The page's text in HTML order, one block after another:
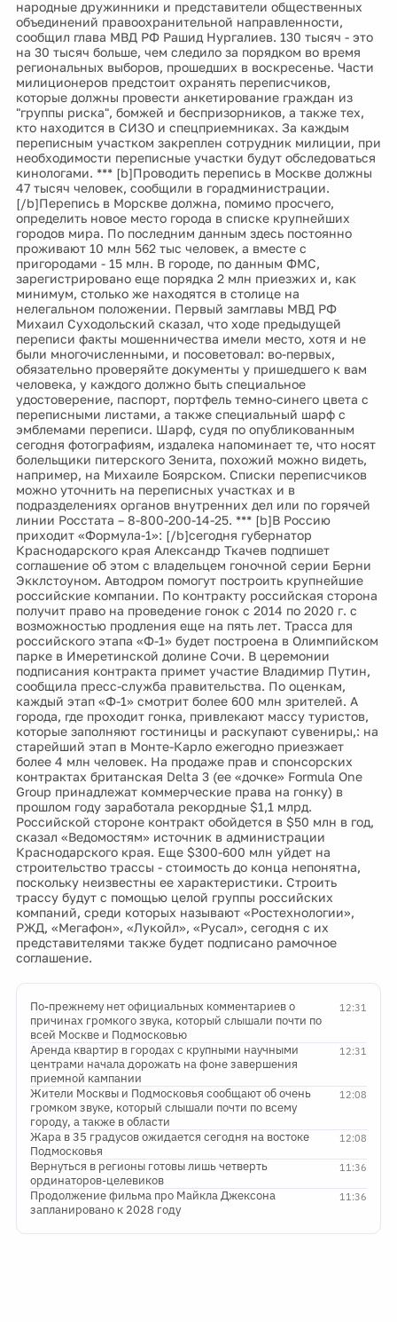
народные дружинники и представители общественных
объединений правоохранительной направленности,
сообщил глава МВД РФ Рашид Нургалиев. 130 тысяч - это
на 30 тысяч больше, чем следило за порядком во время
региональных выборов, прошедших в воскресенье. Части
милиционеров предстоит охранять переписчиков,
которые должны провести анкетирование граждан из
"группы риска", бомжей и беспризорников, а также тех,
кто находится в СИЗО и спецприемниках. За каждым
переписным участком закреплен сотрудник милиции, при
необходимости переписные участки будут обследоваться
кинологами. *** [b]Проводить перепись в Москве должны
47 тысяч человек, сообщили в горадминистрации.
[/b]Перепись в Морскве должна, помимо просчего,
определить новое место города в списке крупнейших
городов мира. По последним данным здесь постоянно
проживают 10 млн 562 тыс человек, а вместе с
пригородами - 15 млн. В городе, по данным ФМС,
зарегистрировано еще порядка 2 млн приезжих и, как
минимум, столько же находятся в столице на
нелегальном положении. Первый замглавы МВД РФ
Михаил Суходольский сказал, что ходе предыдущей
переписи факты мошенничества имели место, хотя и не
были многочисленными, и посоветовал: во-первых,
обязательно проверяйте документы у пришедшего к вам
человека, у каждого должно быть специальное
удостоверение, паспорт, портфель темно-синего цвета с
переписными листами, а также специальный шарф с
эмблемами переписи. Шарф, судя по опубликованным
сегодня фотографиям, издалека напоминает те, что носят
болельщики питерского Зенита, похожий можно видеть,
например, на Михаиле Боярском. Списки переписчиков
можно уточнить на переписных участках и в
подразделениях органов внутренних дел или по горячей
линии Росстата – 8-800-200-14-25. *** [b]В Россию
приходит «Формула-1»: [/b]сегодня губернатор
Краснодарского края Александр Ткачев подпишет
соглашение об этом с владельцем гоночной серии Берни
Экклстоуном. Автодром помогут построить крупнейшие
российские компании. По контракту российская сторона
получит право на проведение гонок с 2014 по 2020 г. с
возможностью продления еще на пять лет. Трасса для
российского этапа «Ф-1» будет построена в Олимпийском
парке в Имеретинской долине Сочи. В церемонии
подписания контракта примет участие Владимир Путин,
сообщила пресс-служба правительства. По оценкам,
каждый этап «Ф-1» смотрит более 600 млн зрителей. А
города, где проходит гонка, привлекают массу туристов,
которые заполняют гостиницы и раскупают сувениры,: на
старейший этап в Монте-Карло ежегодно приезжает
более 4 млн человек. На продаже прав и спонсорских
контрактах британская Delta 3 (ее «дочке» Formula One
Group принадлежат коммерческие права на гонку) в
прошлом году заработала рекордные $1,1 млрд.
Российской стороне контракт обойдется в $50 млн в год,
сказал «Ведомостям» источник в администрации
Краснодарского края. Еще $300-600 млн уйдет на
строительство трассы - стоимость до конца непонятна,
поскольку неизвестны ее характеристики. Строить
трассу будут с помощью целой группы российских
компаний, среди которых называют «Ростехнологии»,
РЖД, «Мегафон», «Лукойл», «Русал», сегодня с их
представителями также будет подписано рамочное
соглашение.
12:31
По-прежнему нет официальных комментариев о
причинах громкого звука, который слышали почти по
всей Москве и Подмосковью
12:31
Аренда квартир в городах с крупными научными
центрами начала дорожать на фоне завершения
приемной кампании
12:08
Жители Москвы и Подмосковья сообщают об очень
громком звуке, который слышали почти по всему
городу, а также в области
12:08
Жара в 35 градусов ожидается сегодня на востоке
Подмосковья
11:36
Вернуться в регионы готовы лишь четверть
ординаторов-целевиков
11:36
Продолжение фильма про Майкла Джексона
запланировано к 2028 году